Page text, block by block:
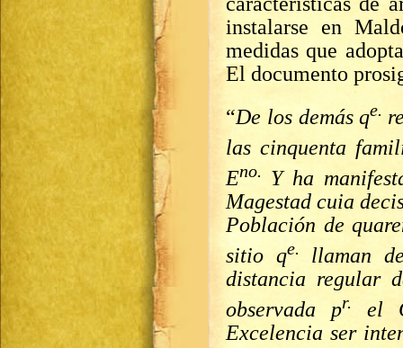
instalarse en
medidas que
El documento
“De los demás qe.
las cinquenta fa
Eno. Y ha
Magestad cuia
Población de
sitio qe. llaman
distancia regular
observada pr. el
Excelencia ser